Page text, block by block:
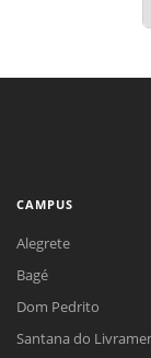
CAMPUS
Alegrete
Bagé
Dom Pedrito
Santana do